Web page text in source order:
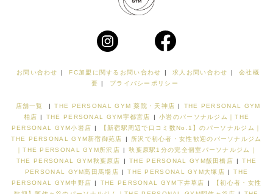
お問い合わせ | FC加盟に関するお問い合わせ | 求人お問い合わせ |
会社概
要 | プライバシーポリシー
店舗一覧 | THE PERSONAL GYM 薬院・天神店 |
THE PERSONAL GYM
柏店 | THE PERSONAL GYM宇都宮店 |
小岩のパーソナルジム｜THE
PERSONAL GYM小岩店 |
【新宿駅周辺で口コミ数No.1】のパーソナルジム｜
THE PERSONAL GYM新宿御苑店
|
所沢で初心者・女性歓迎のパーソナルジム
｜THE PERSONAL GYM所沢店 |
秋葉原駅1分の完全個室パーソナルジム｜
THE PERSONAL GYM秋葉原店
| THE PERSONAL GYM飯田橋店 |
THE
PERSONAL GYM高田馬場店 | THE PERSONAL GYM大塚店 |
THE
PERSONAL GYM中野店 | THE PERSONAL GYM下井草店 |
【初心者・女性